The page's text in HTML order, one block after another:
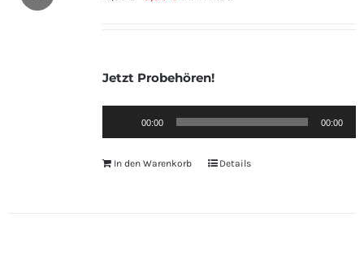
Jetzt Probehören!
Player
00:00 00:00
In den Warenkorb Details